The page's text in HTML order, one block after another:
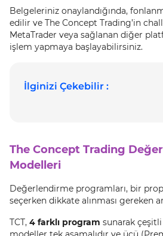
Belgeleriniz onaylandığında,
edilir ve The Concept Trading’in
MetaTrader veya sağlanan diğer
işlem yapmaya başlayabilirsiniz.
İlginizi Çekebilir :
The Concept Trading
Modelleri
Değerlendirme programları, bir
seçerken dikkate alınması gereken
TCT, 4 farklı program sunarak